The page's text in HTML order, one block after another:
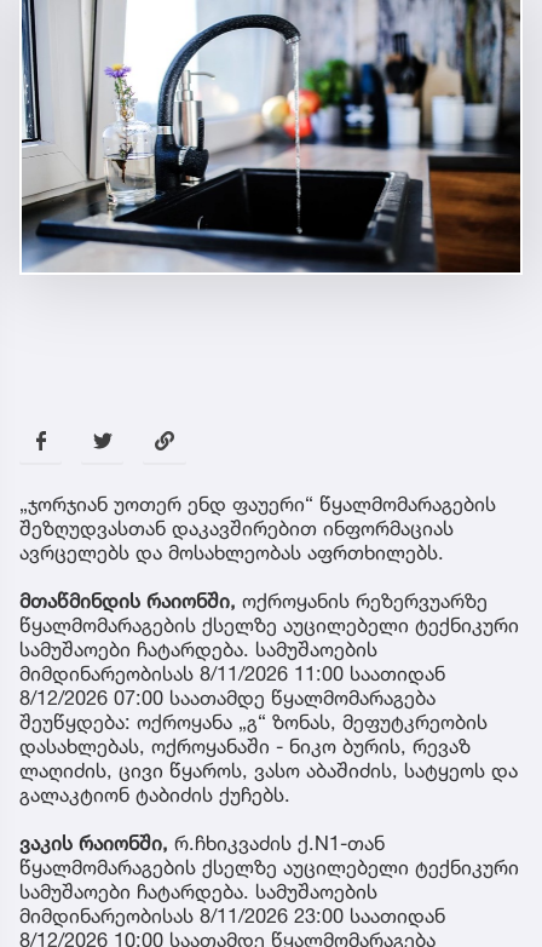
„ჯორჯიან უოთერ ენდ ფაუერი“ წყალმომარაგების
შეზღუდვასთან დაკავშირებით ინფორმაციას
ავრცელებს და მოსახლეობას აფრთხილებს.
მთაწმინდის რაიონში, ოქროყანის რეზერვუარზე
წყალმომარაგების ქსელზე აუცილებელი ტექნიკური
სამუშაოები ჩატარდება. სამუშაოების
მიმდინარეობისას 8/11/2026 11:00 საათიდან
8/12/2026 07:00 საათამდე წყალმომარაგება
შეუწყდება: ოქროყანა „გ“ ზონას, მეფუტკრეობის
დასახლებას, ოქროყანაში - ნიკო ბურის, რევაზ
ლაღიძის, ცივი წყაროს, ვასო აბაშიძის, სატყეოს და
გალაკტიონ ტაბიძის ქუჩებს.
ვაკის რაიონში, რ.ჩხიკვაძის ქ.N1-თან
წყალმომარაგების ქსელზე აუცილებელი ტექნიკური
სამუშაოები ჩატარდება. სამუშაოების
მიმდინარეობისას 8/11/2026 23:00 საათიდან
8/12/2026 10:00 საათამდე წყალმომარაგება